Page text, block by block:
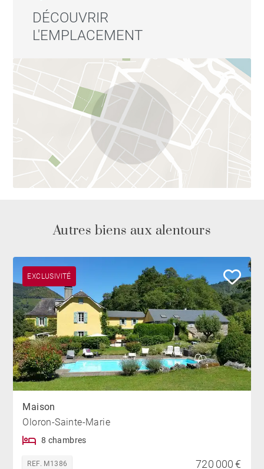
DÉCOUVRIR
L'EMPLACEMENT
Autres biens aux alentours
EXCLUSIVITÉ
Maison
Oloron-Sainte-Marie
8 chambres
REF. M1386 720 000 €